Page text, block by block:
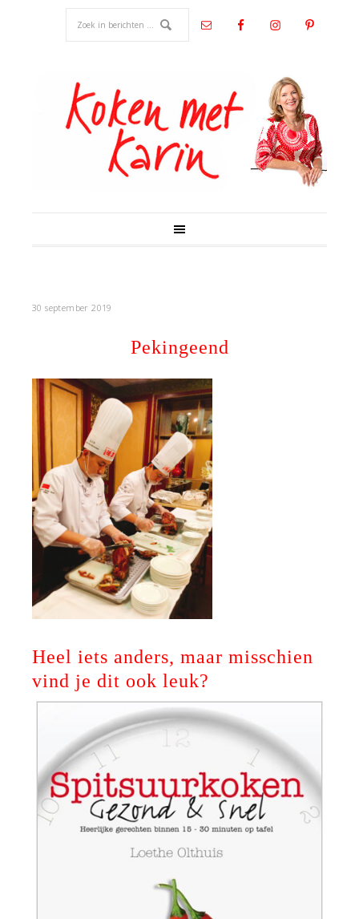
30 september 2019
Pekingeend
Heel iets anders, maar misschien
vind je dit ook leuk?